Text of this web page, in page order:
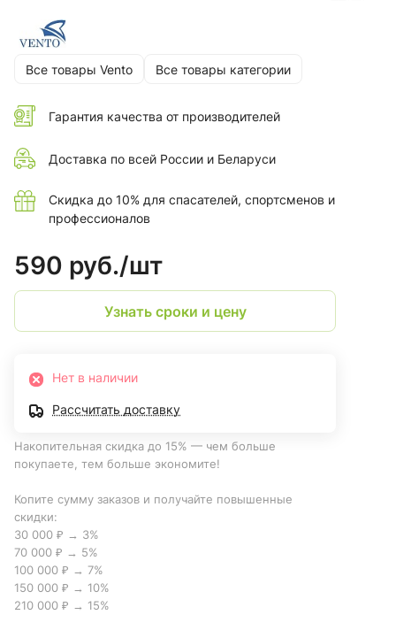
Все товары Vento Все товары категории
Гарантия качества от производителей
Доставка по всей России и Беларуси
Скидка до 10% для спасателей, спортсменов и
профессионалов
590 руб./шт
Узнать сроки и цену
Нет в наличии
Рассчитать доставку
Накопительная скидка до 15% — чем больше
покупаете, тем больше экономите!
Копите сумму заказов и получайте повышенные
скидки:
30 000 ₽ → 3%
70 000 ₽ → 5%
100 000 ₽ → 7%
150 000 ₽ → 10%
210 000 ₽ → 15%